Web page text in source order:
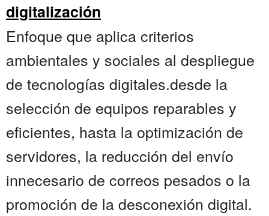
digitalización
Enfoque que aplica criterios
ambientales y sociales al despliegue
de tecnologías digitales.desde la
selección de equipos reparables y
eficientes, hasta la optimización de
servidores, la reducción del envío
innecesario de correos pesados o la
promoción de la desconexión digital.